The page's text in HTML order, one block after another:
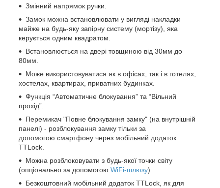
Змінний напрямок ручки.
Замок можна встановлювати у вигляді накладки
майже на будь-яку запірну систему (мортізу), яка
керується одним квадратом.
Встановлюється на двері товщиною від 30мм до
80мм.
Може використовуватися як в офісах, так і в готелях,
хостелах, квартирах, приватних будинках.
Функція “Автоматичне блокування” та “Вільний
прохід”.
Перемикач "Повне блокування замку" (на внутрішній
панелі) - розблокування замку тільки за
допомогою смартфону через мобільний додаток
TTLock.
Можна розблоковувати з будь-якої точки світу
(опціонально за допомогою WiFi-шлюзу).
Безкоштовний мобільний додаток TTLock, як для